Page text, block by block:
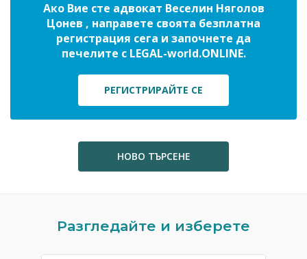
Ако Вие сте адвокат Веселин Няголов
Цонев , направете своята безплатна
регистрация сега и започнете да
печелите с LEGAL-world.ONLINE.
РЕГИСТРИРАЙТЕ СЕ
НОВО ТЪРСЕНЕ
Разгледайте и изберете